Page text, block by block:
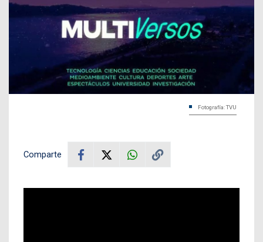
Fotografía: TVU
Comparte